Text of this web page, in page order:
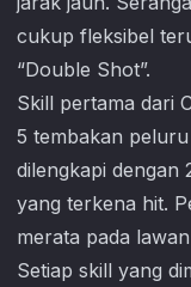
cukup fleksibel
“Double Shot”.
Skill pertama dari
5 tembakan
dilengkapi dengan
yang terkena hit.
merata pada
Setiap skill yang